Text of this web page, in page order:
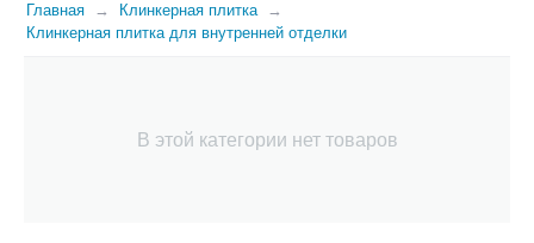
Главная
Клинкерная плитка
Клинкерная плитка для внутренней отделки
В этой категории нет товаров